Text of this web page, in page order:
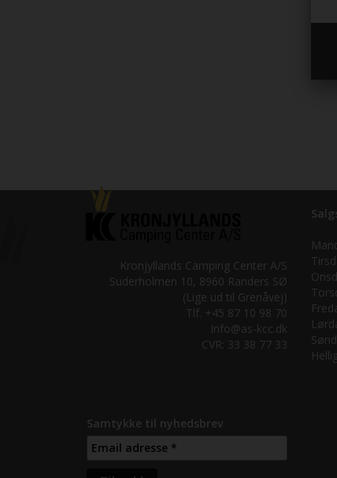
Kronjyllands Camping Center A/S
Suderholmen 10, 8960 Randers SØ
(Lige ud til Grenåvej)
Tlf. +45 87 10 98 70
Info@as-kcc.dk
CVR: 33 38 77 33
Samtykke til nyhedsbrev